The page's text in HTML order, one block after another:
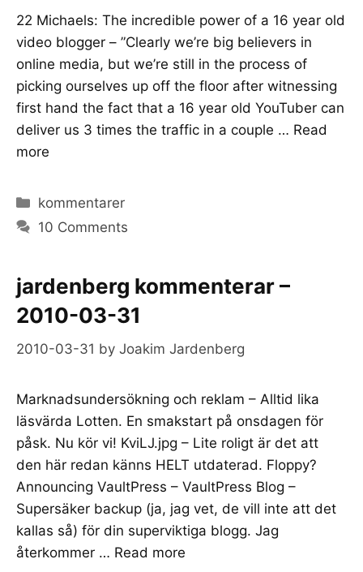
22 Michaels: The incredible power of a 16 year old
video blogger – ”Clearly we’re big believers in
online media, but we’re still in the process of
picking ourselves up off the floor after witnessing
first hand the fact that a 16 year old YouTuber can
deliver us 3 times the traffic in a couple … Read
more
Categories
kommentarer
10 Comments
jardenberg kommenterar –
2010-03-31
2010-03-31 by Joakim Jardenberg
Marknadsundersökning och reklam – Alltid lika
läsvärda Lotten. En smakstart på onsdagen för
påsk. Nu kör vi! KviLJ.jpg – Lite roligt är det att
den här redan känns HELT utdaterad. Floppy?
Announcing VaultPress – VaultPress Blog –
Supersäker backup (ja, jag vet, de vill inte att det
kallas så) för din superviktiga blogg. Jag
återkommer … Read more